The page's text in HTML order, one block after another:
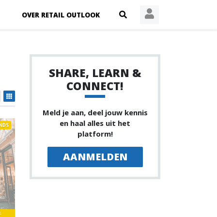
OVER RETAIL OUTLOOK
SHARE, LEARN &
CONNECT!
Meld je aan, deel jouw kennis
en haal alles uit het
platform!
AANMELDEN